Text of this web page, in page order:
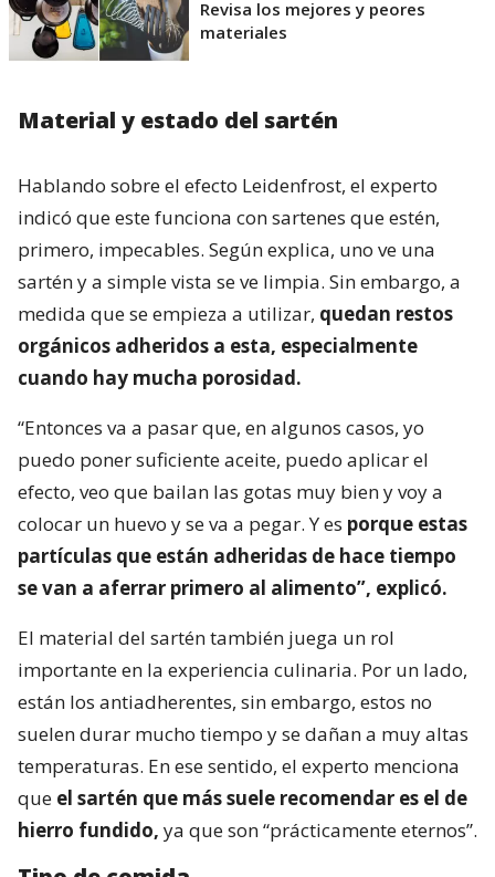
Revisa los mejores y peores
materiales
Material y estado del sartén
Hablando sobre el efecto Leidenfrost, el experto
indicó que este funciona con sartenes que estén,
primero, impecables. Según explica, uno ve una
sartén y a simple vista se ve limpia. Sin embargo, a
medida que se empieza a utilizar, quedan restos
orgánicos adheridos a esta, especialmente
cuando hay mucha porosidad.
“Entonces va a pasar que, en algunos casos, yo
puedo poner suficiente aceite, puedo aplicar el
efecto, veo que bailan las gotas muy bien y voy a
colocar un huevo y se va a pegar. Y es porque estas
partículas que están adheridas de hace tiempo
se van a aferrar primero al alimento”, explicó.
El material del sartén también juega un rol
importante en la experiencia culinaria. Por un lado,
están los antiadherentes, sin embargo, estos no
suelen durar mucho tiempo y se dañan a muy altas
temperaturas. En ese sentido, el experto menciona
que el sartén que más suele recomendar es el de
hierro fundido, ya que son “prácticamente eternos”.